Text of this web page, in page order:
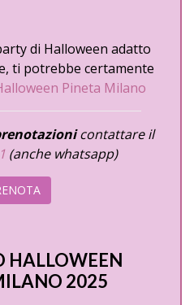
di Halloween adatto
ti potrebbe certamente
Pineta Milano
contattare il
(anche whatsapp)
HALLOWEEN
2025